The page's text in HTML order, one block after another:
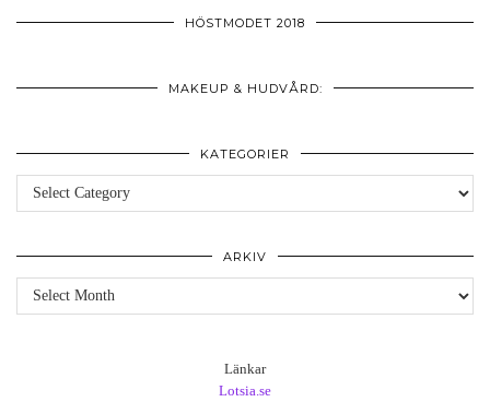
HÖSTMODET 2018
MAKEUP & HUDVÅRD:
KATEGORIER
Kategorier
ARKIV
Arkiv
Länkar
Lotsia.se